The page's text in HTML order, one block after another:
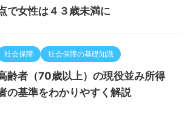
で女性は４３歳未満に
社会保障 社会保障の基礎知識
齢者（70歳以上）の現役並み所得
の基準をわかりやすく解説